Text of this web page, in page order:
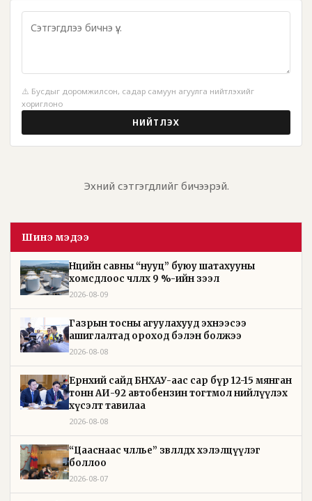
⚠️ Бусдыг доромжилсон, садар самуун агуулга нийтлэхийг
хориглоно
НИЙТЛЭХ
Эхний сэтгэгдлийг бичээрэй.
Шинэ мэдээ
Нөөцийн савны “нууц” буюу шатахууны
хомсдлоос чөлөөлөх 9 %-ийн зээл
2026-08-09
Газрын тосны агуулахууд эхнээсээ
ашиглалтад ороход бэлэн болжээ
2026-08-08
Ерөнхий сайд БНХАУ-аас сар бүр 12-15 мянган
тонн АИ-92 автобензин тогтмол нийлүүлэх
хүсэлт тавилаа
2026-08-08
“Цааснаас чөлөөлье” зөвлөлдөх хэлэлцүүлэг
боллоо
2026-08-07